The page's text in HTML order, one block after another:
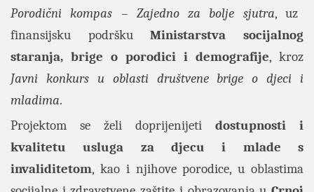
Porodični kompas – Zajedno za bolje sjutra, uz
finansijsku podrškuMinistarstva socijalnog
staranja, brige o porodici i demografije, kroz
Javni konkurs u oblasti društvene brige o djeci i
mladima.
Projektom se želi doprijenijeti dostupnosti i
kvalitetu usluga za djecu i mlade s
invaliditetom, kao i njihove porodice, u oblastima